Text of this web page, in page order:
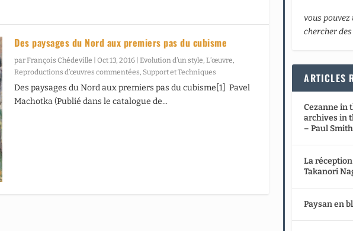
Des paysages du Nord aux premiers pas du cubisme
parFrançois Chédeville |Oct 13, 2016 |Evolution d’un style,L’œuvre,
Reproductions d’œuvres commentées, Support et Techniques
Des paysages du Nord aux premiers pas du cubisme[1] Pavel
Machotka (Publié dans le catalogue de...
vous
chercher
ARTICLES
Cezanne in
archives in
– Paul Smith
La
Takanori
Paysan en